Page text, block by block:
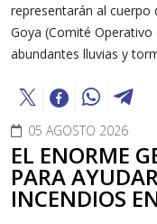
representarán al cuerpo
Goya (Comité
abundantes lluvias y
05 AGOSTO 2026
EL ENORME
PARA
INCENDIOS